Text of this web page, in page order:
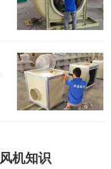
风机知识